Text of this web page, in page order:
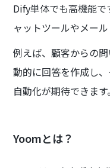
Dify単体でも高機能
ャットツールやメール
例えば、顧客からの
動的に回答を作成し
自動化が期待できます。
Yoomとは？